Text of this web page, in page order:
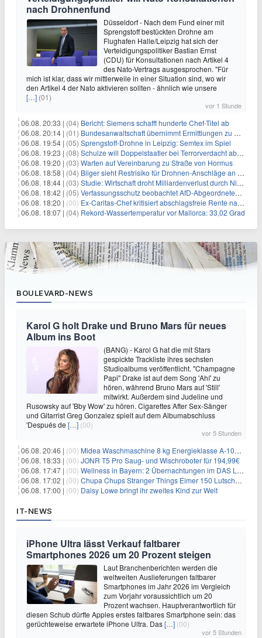
nach Drohnenfund
Düsseldorf - Nach dem Fund einer mit
Sprengstoff bestückten Drohne am
Flughafen Halle/Leipzig hat sich der
Verteidigungspolitiker Bastian Ernst
(CDU) für Konsultationen nach Artikel 4
des Nato-Vertrags ausgesprochen. "Für
mich ist klar, dass wir mittlerweile in einer Situation sind, wo wir
den Artikel 4 der Nato aktivieren sollten - ähnlich wie unsere
[…] (01)
vor 1 Stunde
06.08. 20:33 | (04) Bericht: Siemens schafft hunderte Chef-Titel ab
06.08. 20:14 | (01) Bundesanwaltschaft übernimmt Ermittlungen zu Drohnenvorfall
06.08. 19:54 | (05) Sprengstoff-Drohne in Leipzig: Semtex im Spiel
06.08. 19:23 | (08) Schulze will Doppelstaatler bei Terrorverdacht abschieben
06.08. 19:20 | (03) Warten auf Vereinbarung zu Straße von Hormus
06.08. 18:58 | (04) Bilger sieht Restrisiko für Drohnen-Anschläge an Flughäfen
06.08. 18:44 | (03) Studie: Wirtschaft droht Milliardenverlust durch Niedrigwasser
06.08. 18:42 | (05) Verfassungsschutz beobachtet AfD-Abgeordneten Nolte
06.08. 18:20 | (00) Ex-Caritas-Chef kritisiert abschlagsfreie Rente nach 45 Jahren
06.08. 18:07 | (04) Rekord-Wassertemperatur vor Mallorca: 33,02 Grad
BOULEVARD-NEWS
Karol G holt Drake und Bruno Mars für neues
Album ins Boot
(BANG) - Karol G hat die mit Stars
gespickte Trackliste ihres sechsten
Studioalbums veröffentlicht. "Champagne
Papi" Drake ist auf dem Song 'Ahí' zu
hören, während Bruno Mars auf 'Still'
mitwirkt. Außerdem sind Judeline und
Rusowsky auf 'Bby Wow' zu hören. Cigarettes After Sex-Sänger
und Gitarrist Greg Gonzalez spielt auf dem Albumabschluss
'Después de […] (00)
vor 5 Stunden
06.08. 20:46 | (00) Midea Waschmaschine 8 kg Energieklasse A-10% 1400 U/Min für 289,97€
06.08. 18:33 | (00) JONR T5 Pro Saug- und Wischroboter für 194,99€
06.08. 17:47 | (00) Wellness in Bayern: 2 Übernachtungen im DAS LUDWIG Sports Resort inkl. HP + Wellness ab 174€ p.P.
06.08. 17:02 | (00) Chupa Chups Stranger Things Eimer 150 Lutscher für 21,95€
06.08. 17:00 | (00) Daisy Lowe bringt ihr zweites Kind zur Welt
IT-NEWS
iPhone Ultra lässt Verkauf faltbarer
Smartphones 2026 um 20 Prozent steigen
Laut Branchenberichten werden die
weltweiten Auslieferungen faltbarer
Smartphones im Jahr 2026 im Vergleich
zum Vorjahr voraussichtlich um 20
Prozent wachsen. Hauptverantwortlich für
diesen Schub dürfte Apples erstes faltbares Smartphone sein: das
gerüchteweise erwartete iPhone Ultra. Das[…] (00)
vor 5 Stunden